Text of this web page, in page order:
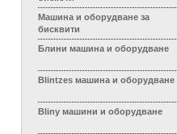
Машина и оборудване за
бисквити
Блини машина и оборудване
Blintzes машина и оборудване
Bliny машини и оборудване